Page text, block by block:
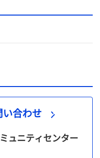
い合わせ
ュニティセンター